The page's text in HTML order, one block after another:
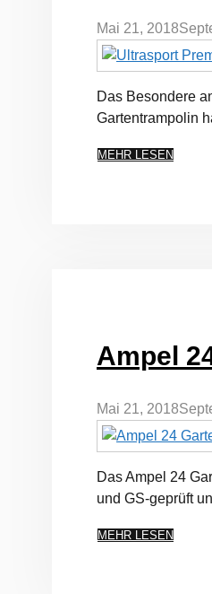
Mai 21, 2018
Das Besondere
Gartentrampolin
MEHR LESEN
Ampel
Mai 21, 2018
Das Ampel 24
und GS-geprüft
MEHR LESEN